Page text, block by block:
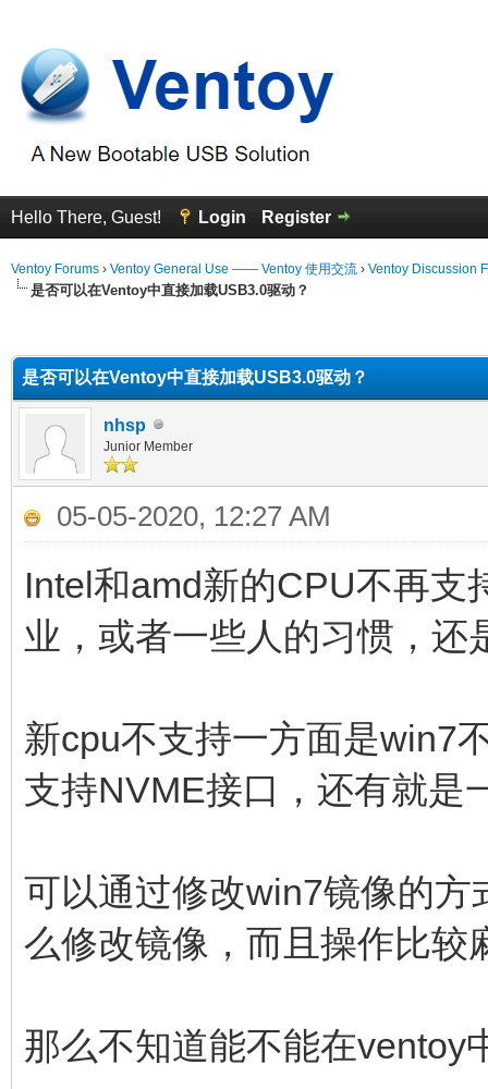
Hello There, Guest! Login Register
Ventoy Forums › Ventoy General Use —— Ventoy 使用交流 › Ventoy Discussion
是否可以在Ventoy中直接加载USB3.0驱动？
是否可以在Ventoy中直接加载USB3.0驱动？
nhsp
Junior Member
05-05-2020, 12:27 AM
Intel和amd新的CPU不再支
业，或者一些人的习惯，还
新cpu不支持一方面是win7
支持NVME接口，还有就是
可以通过修改win7镜像的
么修改镜像，而且操作比较
那么不知道能不能在ventoy